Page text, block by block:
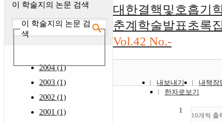
이 학술지의 논문 검색
이 학술지의 논문 검
색
2004 (1)
2003 (1)
2002 (1)
2001 (1)
대한결핵및호흡기
춘계학술발표초록
Vol.42 No.-
내보내기
내책장
한자로보기
10개씩 출
1